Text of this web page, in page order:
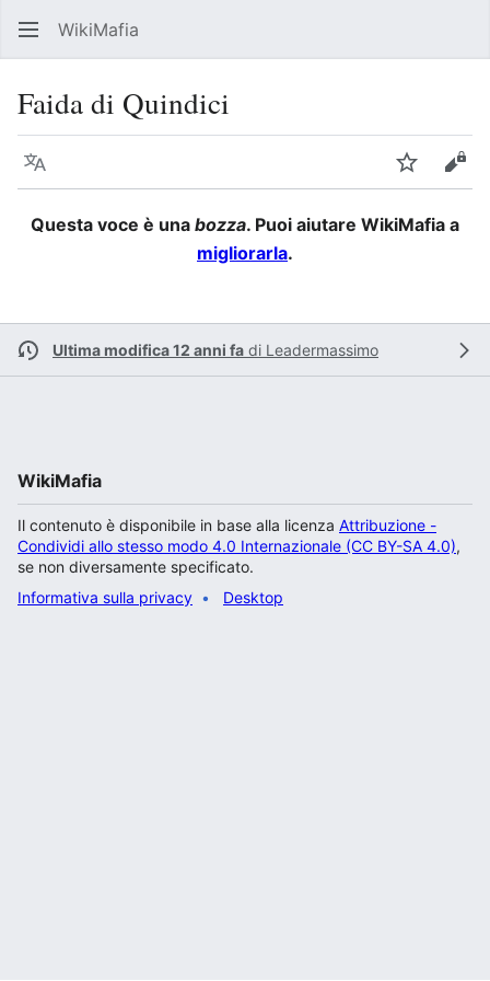
WikiMafia
Faida di Quindici
Lingua Segui
Questa voce è una bozza. Puoi aiutare WikiMafia a
migliorarla.
Ultima modifica 12 anni fa di Leadermassimo
WikiMafia
Il contenuto è disponibile in base alla licenza Attribuzione -
Condividi allo stesso modo 4.0 Internazionale (CC BY-SA 4.0),
se non diversamente specificato.
Informativa sulla privacy
Desktop